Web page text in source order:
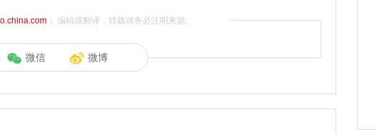
）编辑或翻译，转载请务必注明来源。
微信 微博